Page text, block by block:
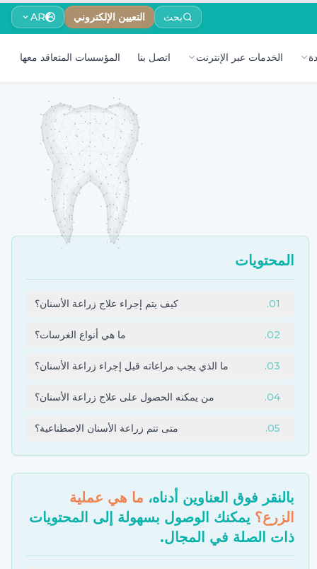
بحث التعيين الإلكتروني AR
الخدمات عبر الإنترنت اتصل بنا المؤسسات المتعاقد معها
المحتويات
01
. كيف يتم إجراء علاج زراعة الأسنان؟
02
. ما هي أنواع الغرسات؟
03
. ما الذي يجب مراعاته قبل إجراء زراعة الأسنان؟
04
. من يمكنه الحصول على علاج زراعة الأسنان؟
05
. متى تتم زراعة الأسنان الاصطناعية؟
بالنقر فوق العناوين أدناه، ما هي عملية
الزرع؟ يمكنك الوصول بسهولة إلى المحتويات
ذات الصلة في المجال.